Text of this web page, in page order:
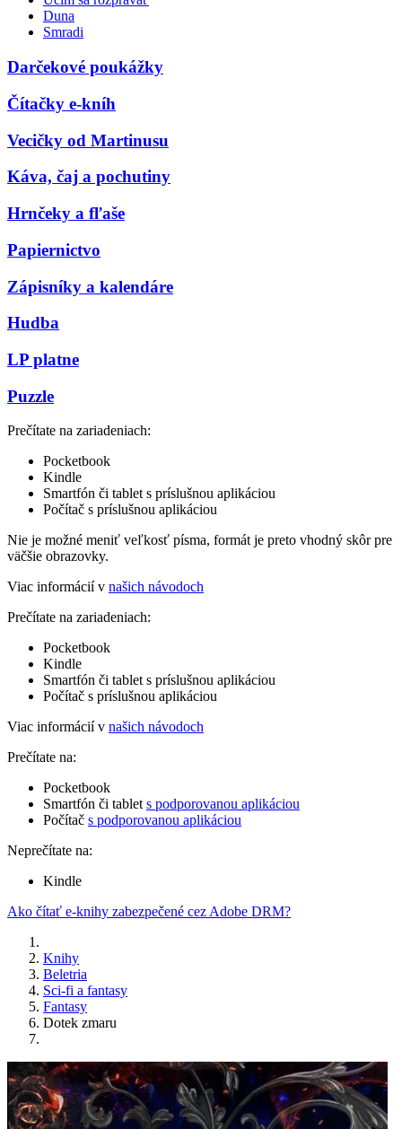
Duna
Smradi
Darčekové poukážky
Čítačky e-kníh
Vecičky od Martinusu
Káva, čaj a pochutiny
Hrnčeky a fľaše
Papiernictvo
Zápisníky a kalendáre
Hudba
LP platne
Puzzle
Prečítate na zariadeniach:
Pocketbook
Kindle
Smartfón či tablet s príslušnou aplikáciou
Počítač s príslušnou aplikáciou
Nie je možné meniť veľkosť písma, formát je preto vhodný skôr pre
väčšie obrazovky.
Viac informácií v našich návodoch
Prečítate na zariadeniach:
Pocketbook
Kindle
Smartfón či tablet s príslušnou aplikáciou
Počítač s príslušnou aplikáciou
Viac informácií v našich návodoch
Prečítate na:
Pocketbook
Smartfón či tablet s podporovanou aplikáciou
Počítač s podporovanou aplikáciou
Neprečítate na:
Kindle
Ako čítať e-knihy zabezpečené cez Adobe DRM?
Knihy
Beletria
Sci-fi a fantasy
Fantasy
Dotek zmaru